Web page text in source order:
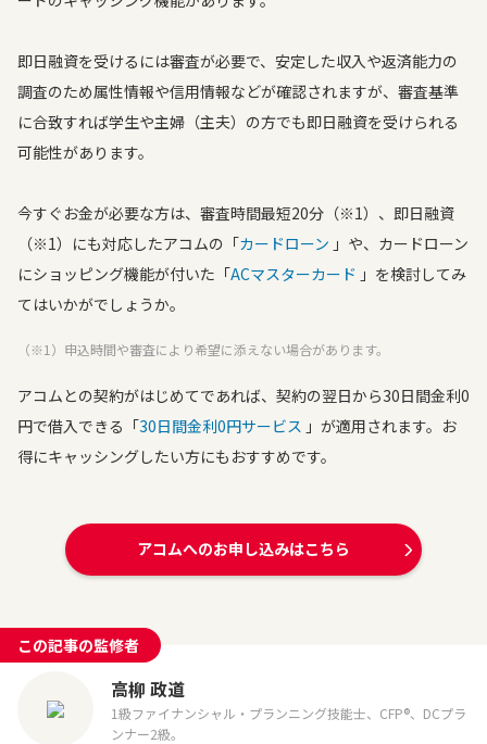
即日融資を受けるには審査が必要で、安定した収入や返済能力の
調査のため属性情報や信用情報などが確認されますが、審査基準
に合致すれば学生や主婦（主夫）の方でも即日融資を受けられる
可能性があります。
今すぐお金が必要な方は、審査時間最短20分（※1）、即日融資
（※1）にも対応したアコムの「カードローン 」や、カードローン
にショッピング機能が付いた「ACマスターカード 」を検討してみ
てはいかがでしょうか。
（※1）申込時間や審査により希望に添えない場合があります。
アコムとの契約がはじめてであれば、契約の翌日から30日間金利0
円で借入できる「30日間金利0円サービス 」が適用されます。お
得にキャッシングしたい方にもおすすめです。
アコムへのお申し込みはこちら
この記事の監修者
高柳 政道
1級ファイナンシャル・プランニング技能士、CFP®、DCプラ
ンナー2級。